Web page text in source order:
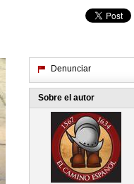
Denunciar
Sobre el autor